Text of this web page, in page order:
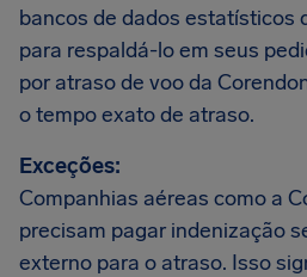
bancos de dados estatísticos
para respaldá-lo em seus
por atraso de voo da
o tempo exato de atraso.
Exceções:
Companhias aéreas como a
precisam pagar indenização
externo para o atraso. Isso